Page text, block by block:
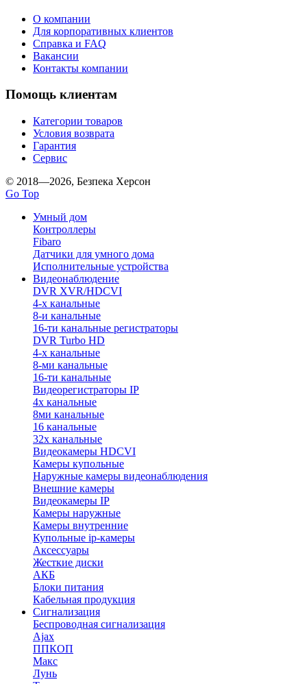
О компании
Для корпоративных клиентов
Справка и FAQ
Вакансии
Контакты компании
Помощь клиентам
Категории товаров
Условия возврата
Гарантия
Сервис
© 2018—2026, Безпека Херсон
Go Top
Умный дом
Контроллеры
Fibaro
Датчики для умного дома
Исполнительные устройства
Видеонаблюдение
DVR XVR/HDCVI
4-x канальные
8-и канальные
16-ти канальные регистраторы
DVR Turbo HD
4-х канальные
8-ми канальные
16-ти канальные
Видеорегистраторы IP
4х канальные
8ми канальные
16 канальные
32x канальные
Видеокамеры HDCVI
Камеры купольные
Наружные камеры видеонаблюдения
Внешние камеры
Видеокамеры IP
Камеры наружные
Камеры внутренние
Купольные ip-камеры
Аксессуары
Жесткие диски
АКБ
Блоки питания
Кабельная продукция
Сигнализация
Беспроводная сигнализация
Ajax
ППКОП
Макс
Лунь